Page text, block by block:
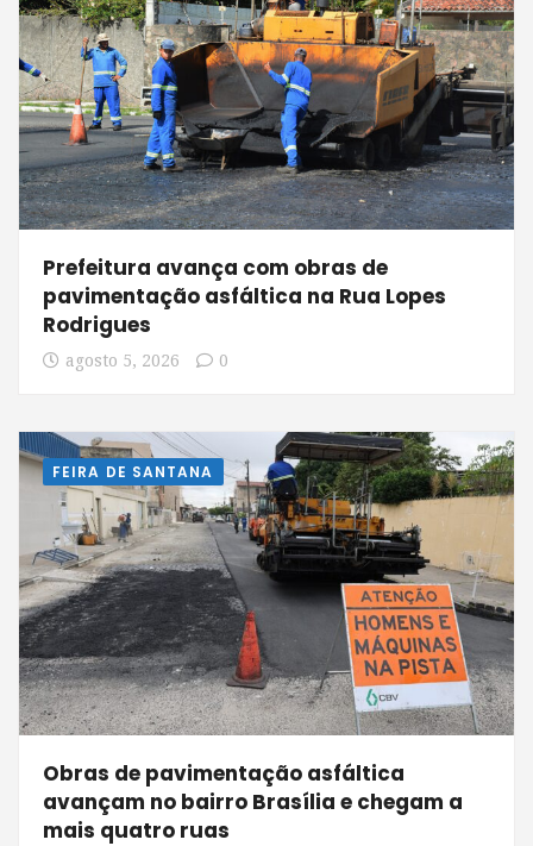
Prefeitura avança com obras de
pavimentação asfáltica na Rua Lopes
Rodrigues
agosto 5, 2026 0
FEIRA DE SANTANA
Obras de pavimentação asfáltica
avançam no bairro Brasília e chegam a
mais quatro ruas